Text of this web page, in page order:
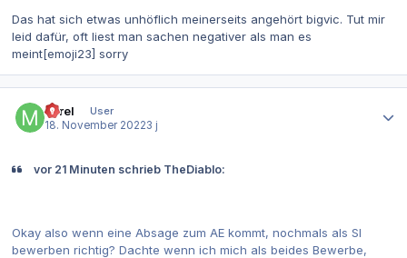
Das hat sich etwas unhöflich meinerseits angehört bigvic. Tut mir
leid dafür, oft liest man sachen negativer als man es
meint[emoji23] sorry
Mirel
User
18. November 20223 j
vor 21 Minuten schrieb TheDiablo:
Okay also wenn eine Absage zum AE kommt, nochmals als SI
bewerben richtig? Dachte wenn ich mich als beides Bewerbe,